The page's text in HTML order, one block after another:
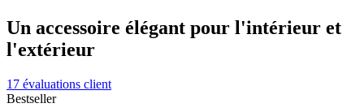
Un accessoire élégant pour l'intérieur et
l'extérieur
17 évaluations client
Bestseller